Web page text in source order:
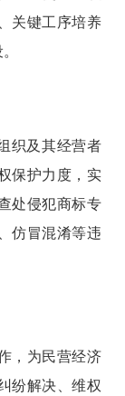
关键工序培养
及其经营者
保护力度，实
处侵犯商标专
仿冒混淆等违
，为民营经济
纷解决、维权